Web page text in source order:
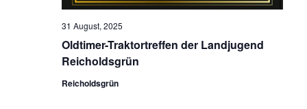
Oldtimer-Traktortreffen der Landjugend
Reicholdsgrün
31 August, 2025
Reicholdsgrün